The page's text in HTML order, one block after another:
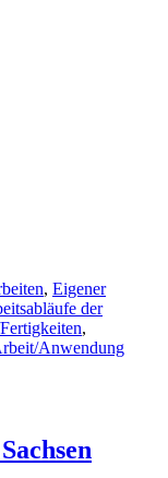
, Eigener
der
,
Anwendung